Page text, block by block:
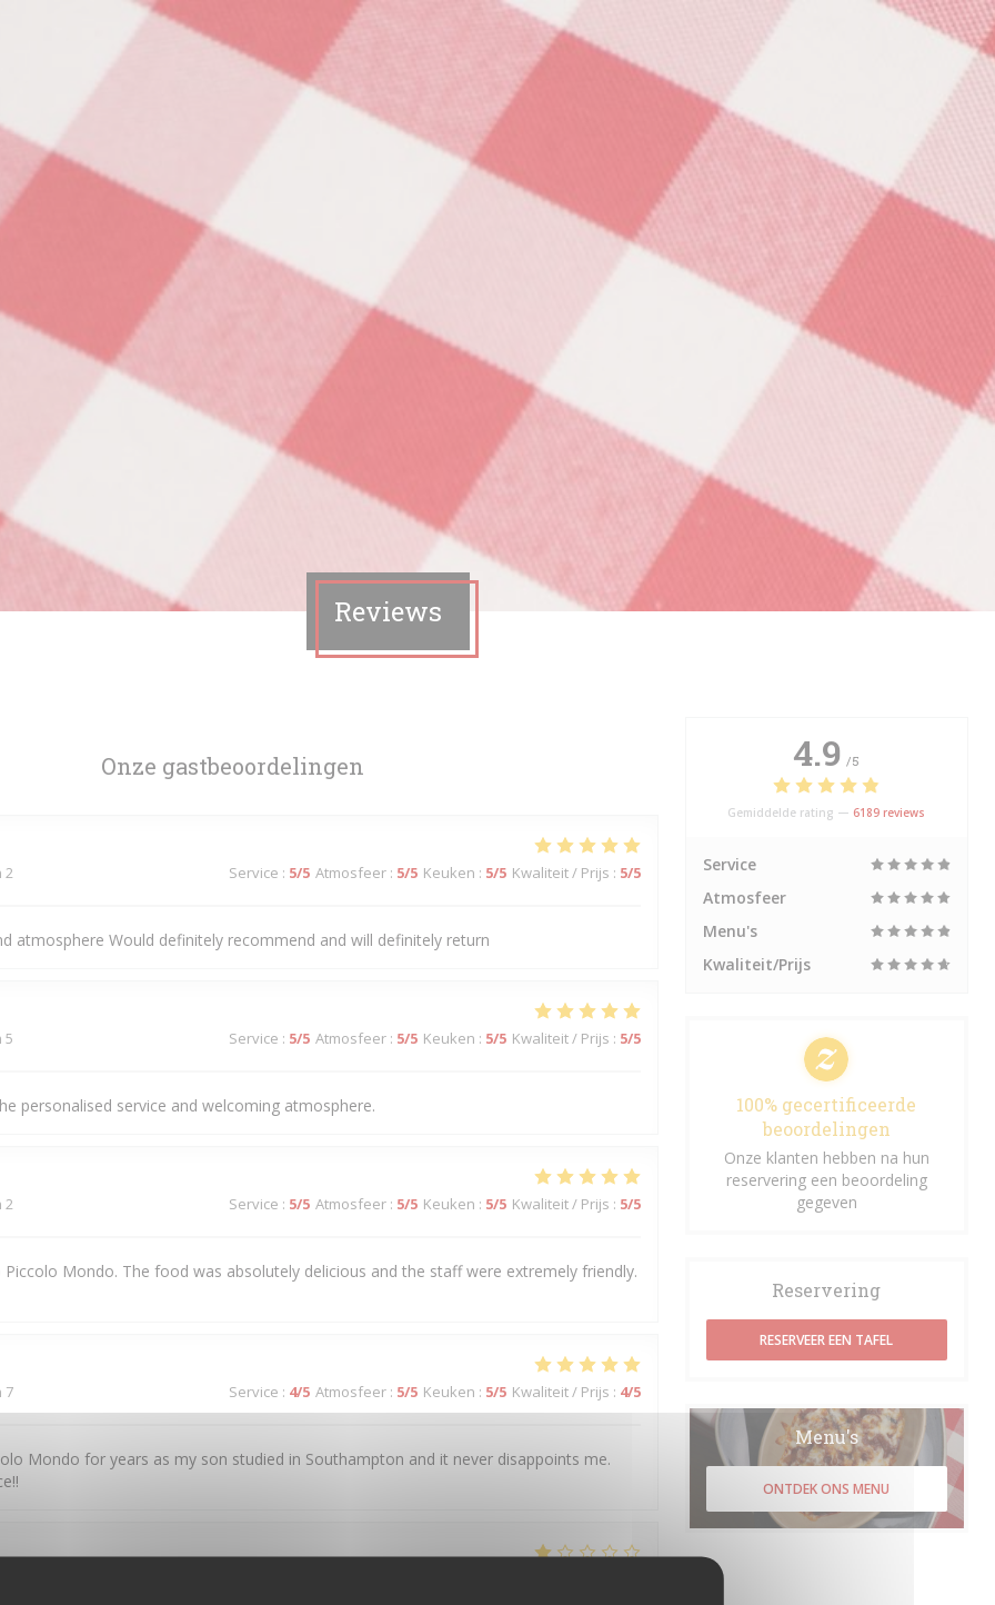
Reviews
Onze gastbeoordelingen
2 Service : 5/5 Atmosfeer: 5/5 Keuken : 5/5 Kwaliteit / Prijs : 5/5
atmosphere Would definitely recommend and will definitely return
5 Service : 5/5 Atmosfeer: 5/5 Keuken : 5/5 Kwaliteit / Prijs : 5/5
personalised service and welcoming atmosphere.
2 Service : 5/5 Atmosfeer: 5/5 Keuken : 5/5 Kwaliteit / Prijs : 5/5
Mondo. The food was absolutely delicious and the staff were extremely friendly.
7 Service : 4/5 Atmosfeer: 5/5 Keuken : 5/5 Kwaliteit / Prijs : 4/5
Mondo for years as my son studied in Southampton and it never disappoints me.
4.9 /5
Gemiddelde rating — 6189 reviews
Service
Atmosfeer
Menu's
Kwaliteit/Prijs
100% gecertificeerde
beoordelingen
Onze klanten hebben na hun
reservering een beoordeling
gegeven
Reservering
RESERVEER EEN TAFEL
Menu's
ONTDEK ONS MENU